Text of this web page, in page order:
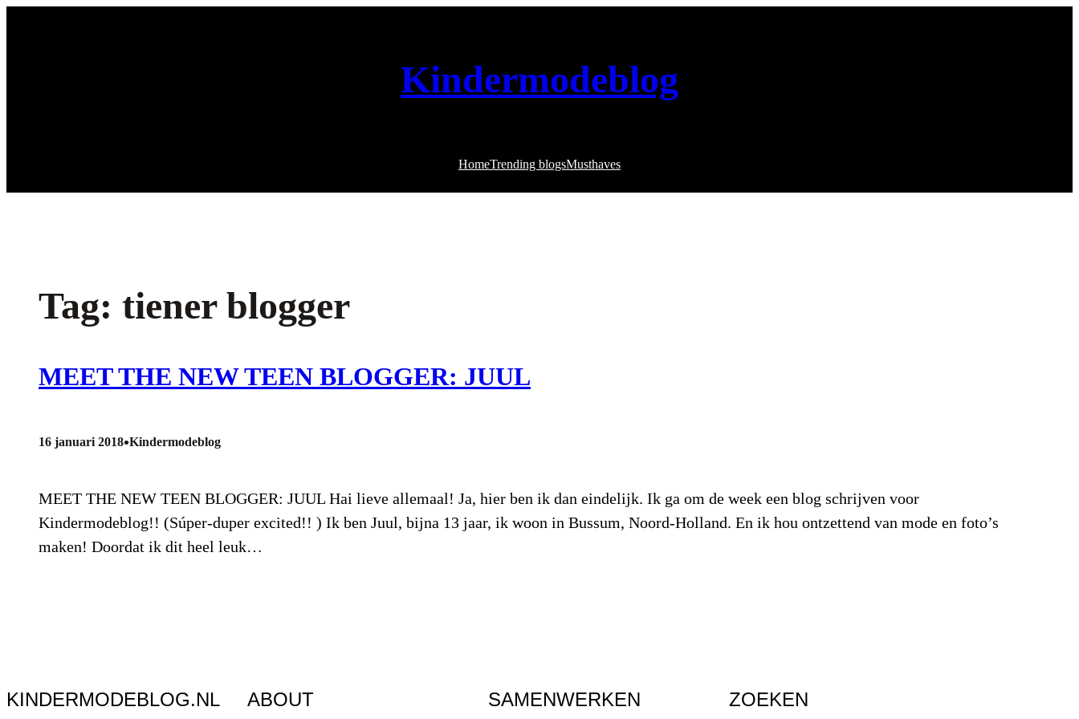
Kindermodeblog
HomeTrending blogsMusthaves
Tag: tiener blogger
MEET THE NEW TEEN BLOGGER: JUUL
16 januari 2018•Kindermodeblog
MEET THE NEW TEEN BLOGGER: JUUL Hai lieve allemaal! Ja, hier ben ik dan eindelijk. Ik ga om de week een blog schrijven voor
Kindermodeblog!! (Súper-duper excited!! ) Ik ben Juul, bijna 13 jaar, ik woon in Bussum, Noord-Holland. En ik hou ontzettend van mode en foto’s
maken! Doordat ik dit heel leuk…
KINDERMODEBLOG.NL ABOUT SAMENWERKEN ZOEKEN